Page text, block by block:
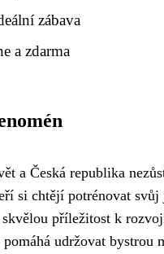
zábava
a zdarma
a Česká republika
si chtějí potrénovat
příležitost k
udržovat bystrou